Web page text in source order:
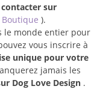
sur
Boutique ).
le monde entier pour
vous inscrire à
unique pour votre
jamais les
Dog Love Design .